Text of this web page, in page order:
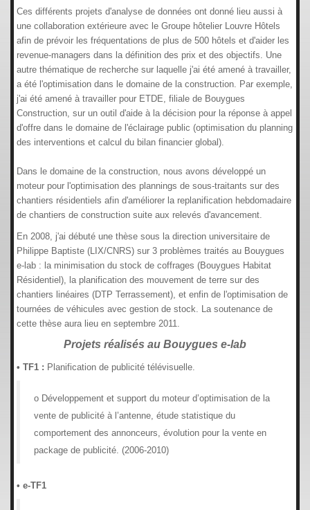
Ces différents projets d'analyse de données ont donné lieu aussi à
une collaboration extérieure avec le Groupe hôtelier Louvre Hôtels
afin de prévoir les fréquentations de plus de 500 hôtels et d'aider les
revenue-managers dans la définition des prix et des objectifs. Une
autre thématique de recherche sur laquelle j'ai été amené à travailler,
a été l'optimisation dans le domaine de la construction. Par exemple,
j'ai été amené à travailler pour ETDE, filiale de Bouygues
Construction, sur un outil d'aide à la décision pour la réponse à appel
d'offre dans le domaine de l'éclairage public (optimisation du planning
des interventions et calcul du bilan financier global).
Dans le domaine de la construction, nous avons développé un
moteur pour l'optimisation des plannings de sous-traitants sur des
chantiers résidentiels afin d'améliorer la replanification hebdomadaire
de chantiers de construction suite aux relevés d'avancement.
En 2008, j'ai débuté une thèse sous la direction universitaire de
Philippe Baptiste (LIX/CNRS) sur 3 problèmes traités au Bouygues
e-lab : la minimisation du stock de coffrages (Bouygues Habitat
Résidentiel), la planification des mouvement de terre sur des
chantiers linéaires (DTP Terrassement), et enfin de l'optimisation de
tournées de véhicules avec gestion de stock. La soutenance de
cette thèse aura lieu en septembre 2011.
Projets réalisés au Bouygues e-lab
• TF1 : Planification de publicité télévisuelle.
o Développement et support du moteur d’optimisation de la
vente de publicité à l’antenne, étude statistique du
comportement des annonceurs, évolution pour la vente en
package de publicité. (2006-2010)
• e-TF1